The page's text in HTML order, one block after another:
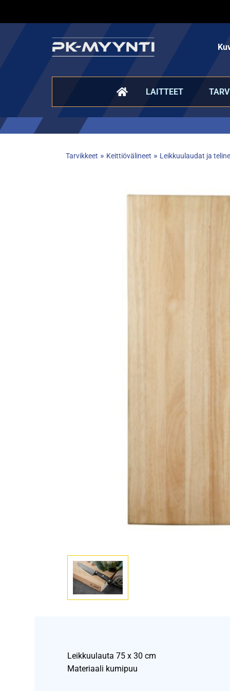
LAITTEET
Tarvikkeet » Keittiövälineet » Leikkuulaudat ja
Leikkuulauta 75 x 30 cm
Materiaali kumipuu